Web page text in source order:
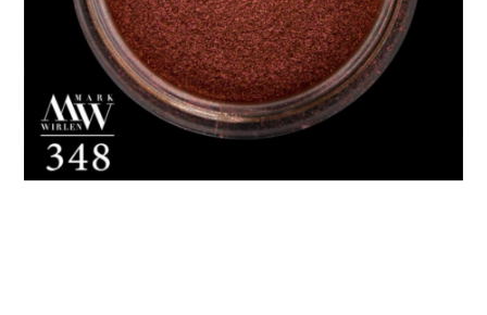
KOSMETYKI DO UST
KOSMETYKI DO TWARZY
KOSMETYKI DO POLICZKÓW
PĘDZLE DO MAKIJAŻU